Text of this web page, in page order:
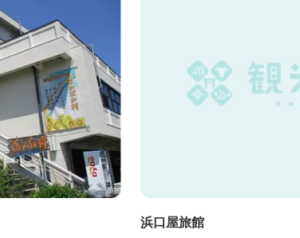
。 翌朝は、レ
浜口屋旅館